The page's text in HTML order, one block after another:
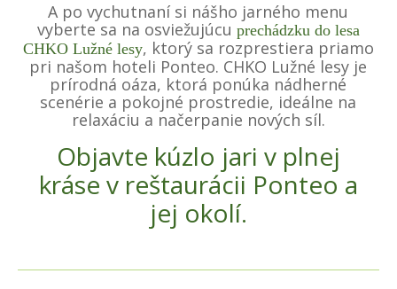
A po vychutnaní si nášho jarného menu
vyberte sa na osviežujúcu prechádzku do lesa
CHKO Lužné lesy, ktorý sa rozprestiera priamo
pri našom hoteli Ponteo. CHKO Lužné lesy je
prírodná oáza, ktorá ponúka nádherné
scenérie a pokojné prostredie, ideálne na
relaxáciu a načerpanie nových síl.
Objavte kúzlo jari v plnej
kráse v reštaurácii Ponteo a
jej okolí.